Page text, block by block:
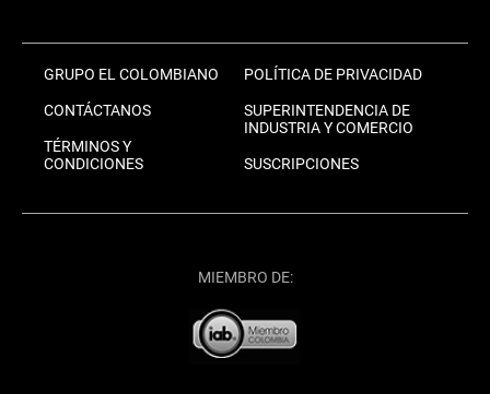
GRUPO EL COLOMBIANO
CONTÁCTANOS
TÉRMINOS Y
CONDICIONES
POLÍTICA DE PRIVACIDAD
SUPERINTENDENCIA DE
INDUSTRIA Y COMERCIO
SUSCRIPCIONES
MIEMBRO DE: